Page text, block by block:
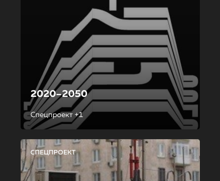
2020–2050
Спецпроект +1
СПЕЦПРОЕКТ